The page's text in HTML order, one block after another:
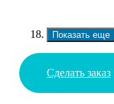
Показать еще
Сделать заказ